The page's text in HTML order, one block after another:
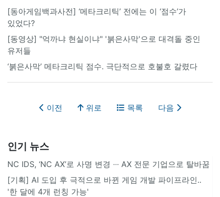
[동아게임백과사전] ‘메타크리틱’ 전에는 이 ‘점수’가
있었다?
[동영상] "억까냐 현실이냐" '붉은사막'으로 대격돌 중인
유저들
‘붉은사막’ 메타크리틱 점수. 극단적으로 호불호 갈렸다
이전 위로 목록 다음
인기 뉴스
NC IDS, ‘NC AX’로 사명 변경 ∙∙∙ AX 전문 기업으로 탈바꿈
[기획] AI 도입 후 극적으로 바뀐 게임 개발 파이프라인..
'한 달에 4개 런칭 가능'